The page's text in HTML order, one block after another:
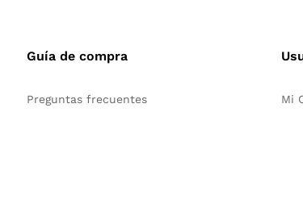
Guía de compra
Preguntas frecuentes Mi